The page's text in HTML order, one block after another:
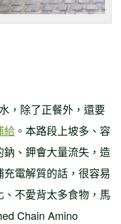
，除了正餐外，還要
給 。本路段上坡多、容
、鉀會大量流失，造
電解質的話，很容易
不愛背太多食物，馬
Chain Amino